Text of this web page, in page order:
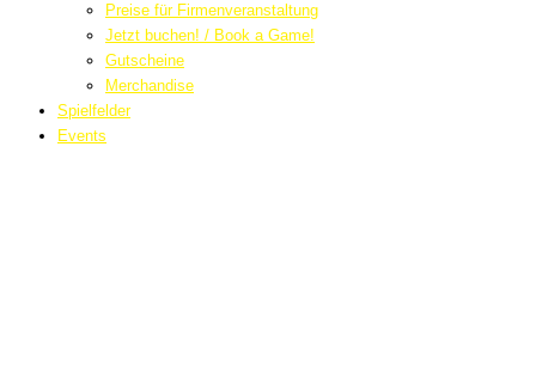
Preise für Firmenveranstaltung
Jetzt buchen! / Book a Game!
Gutscheine
Merchandise
Spielfelder
Events